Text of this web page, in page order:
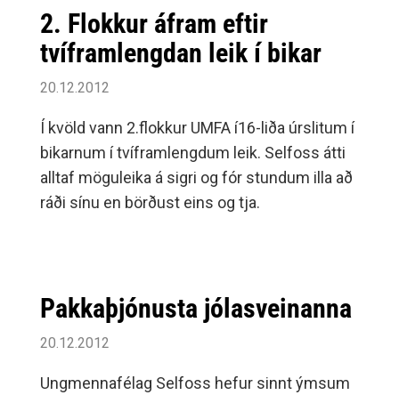
2. Flokkur áfram eftir
tvíframlengdan leik í bikar
20.12.2012
Í kvöld vann 2.flokkur UMFA í16-liða úrslitum í
bikarnum í tvíframlengdum leik. Selfoss átti
alltaf möguleika á sigri og fór stundum illa að
ráði sínu en börðust eins og tja.
Pakkaþjónusta jólasveinanna
20.12.2012
Ungmennafélag Selfoss hefur sinnt ýmsum